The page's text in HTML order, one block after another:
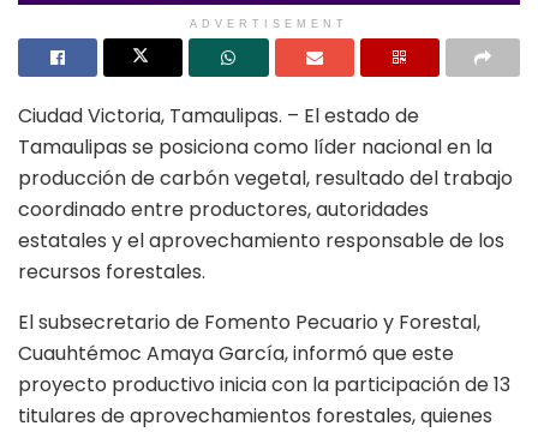
ADVERTISEMENT
Ciudad Victoria, Tamaulipas. – El estado de
Tamaulipas se posiciona como líder nacional en la
producción de carbón vegetal, resultado del trabajo
coordinado entre productores, autoridades
estatales y el aprovechamiento responsable de los
recursos forestales.
El subsecretario de Fomento Pecuario y Forestal,
Cuauhtémoc Amaya García, informó que este
proyecto productivo inicia con la participación de 13
titulares de aprovechamientos forestales, quienes